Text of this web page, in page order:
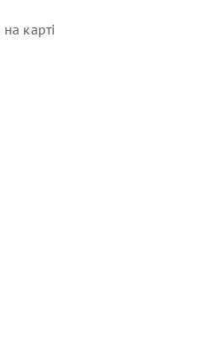
на карті